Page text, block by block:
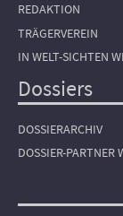
REDAKTION
TRÄGERVEREIN
IN WELT-SICHTEN
Dossiers
DOSSIERARCHIV
DOSSIER-PARTNER